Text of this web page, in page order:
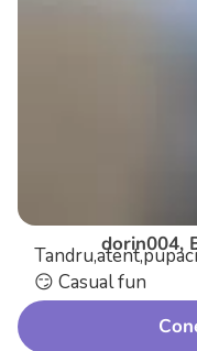
dorin004,
😏 Casual fun